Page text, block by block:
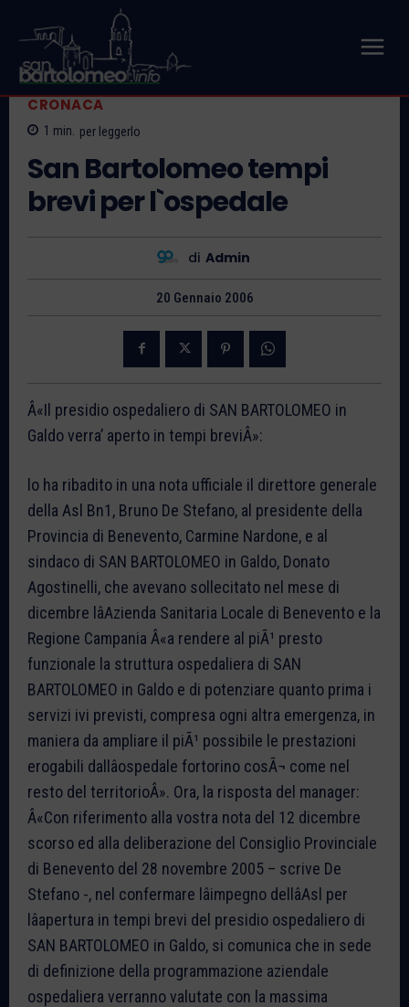
CRONACA
1 min. per leggerlo
San Bartolomeo tempi
brevi per l`ospedale
di Admin
20 Gennaio 2006
Â«Il presidio ospedaliero di SAN BARTOLOMEO in
Galdo verra’ aperto in tempi breviÂ»:
lo ha ribadito in una nota ufficiale il direttore generale
della Asl Bn1, Bruno De Stefano, al presidente della
Provincia di Benevento, Carmine Nardone, e al
sindaco di SAN BARTOLOMEO in Galdo, Donato
Agostinelli, che avevano sollecitato nel mese di
dicembre lâAzienda Sanitaria Locale di Benevento e la
Regione Campania Â«a rendere al piÃ¹ presto
funzionale la struttura ospedaliera di SAN
BARTOLOMEO in Galdo e di potenziare quanto prima i
servizi ivi previsti, compresa ogni altra emergenza, in
maniera da ampliare il piÃ¹ possibile le prestazioni
erogabili dallâospedale fortorino cosÃ¬ come nel
resto del territorioÂ». Ora, la risposta del manager:
Â«Con riferimento alla vostra nota del 12 dicembre
scorso ed alla deliberazione del Consiglio Provinciale
di Benevento del 28 novembre 2005 – scrive De
Stefano -, nel confermare lâimpegno dellâAsl per
lâapertura in tempi brevi del presidio ospedaliero di
SAN BARTOLOMEO in Galdo, si comunica che in sede
di definizione della programmazione aziendale
ospedaliera verranno valutate con la massima